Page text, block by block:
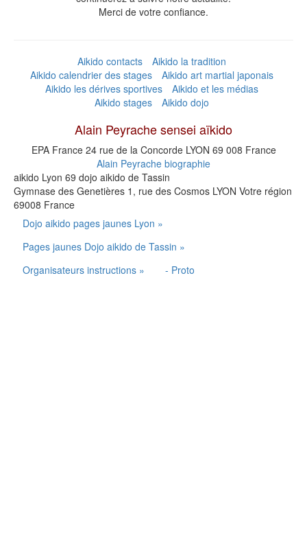
Merci de votre confiance.
Aikido contacts
Aikido la tradition
Aikido calendrier des stages
Aikido art martial japonais
Aikido les dérives sportives
Aikido et les médias
Aikido stages
Aikido dojo
Alain Peyrache sensei aïkido
EPA France 24 rue de la Concorde LYON 69 008 France
Alain Peyrache biographie
aikido Lyon 69 dojo aikido de Tassin
Gymnase des Genetières 1, rue des Cosmos LYON Votre région
69008 France
Dojo aikido pages jaunes Lyon »
Pages jaunes Dojo aikido de Tassin »
Organisateurs instructions »
- Proto